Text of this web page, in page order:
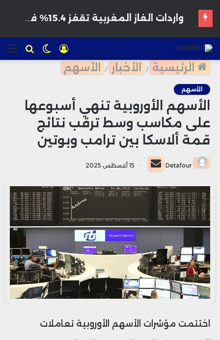
للبحث الوضع
المظلم
تسجيل
الدخول
الرئيسية / الأخبار / الأسهم
الأسهم
الأسهم الأوروبية تنهي أسبوعها
على مكاسب وسط ترقب نتائج
قمة ألاسكا بين ترامب وبوتين
Detafour
أرسل
بريدا
إلكترونيا
15 أغسطس 2025
اختتمت مؤشرات الأسهم الأوروبية تعاملات